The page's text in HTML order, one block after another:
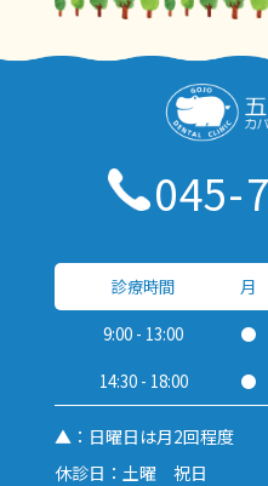
045-
診療時間 月
9:00 - 13:00 ●
14:30 - 18:00 ●
▲：日曜日は月2回程度
休診日：土曜 祝日